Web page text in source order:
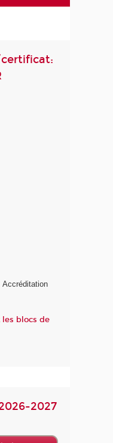
Accréditation
les blocs de
2027